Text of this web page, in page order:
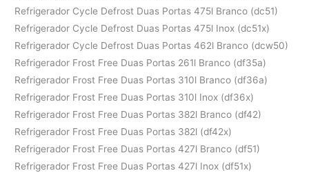
Refrigerador Cycle Defrost Duas Portas 475l Branco (dc51)
Refrigerador Cycle Defrost Duas Portas 475l Inox (dc51x)
Refrigerador Cycle Defrost Duas Portas 462l Branco (dcw50)
Refrigerador Frost Free Duas Portas 261l Branco (df35a)
Refrigerador Frost Free Duas Portas 310l Branco (df36a)
Refrigerador Frost Free Duas Portas 310l Inox (df36x)
Refrigerador Frost Free Duas Portas 382l Branco (df42)
Refrigerador Frost Free Duas Portas 382l (df42x)
Refrigerador Frost Free Duas Portas 427l Branco (df51)
Refrigerador Frost Free Duas Portas 427l Inox (df51x)